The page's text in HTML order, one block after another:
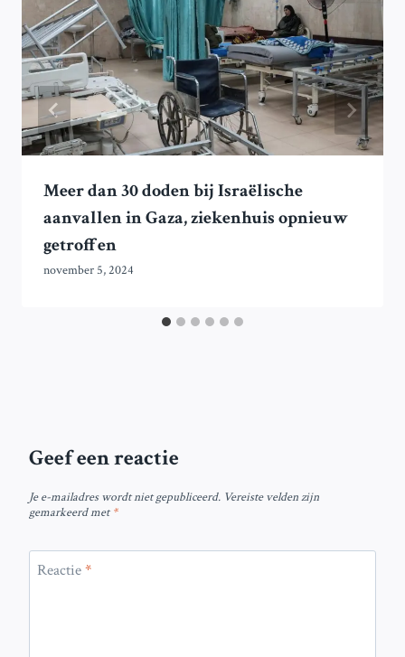
Meer dan 30 doden bij Israëlische
aanvallen in Gaza, ziekenhuis opnieuw
getroffen
november 5, 2024
Geef een reactie
Je e-mailadres wordt niet gepubliceerd. Vereiste velden zijn
gemarkeerd met*
Reactie*